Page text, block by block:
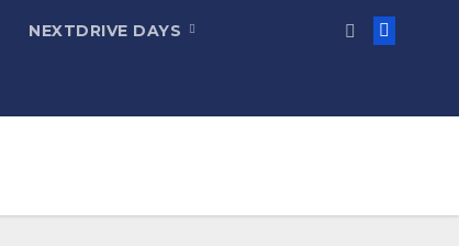
NEXTDRIVE DAYS